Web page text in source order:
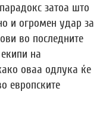
затоа што
и огромен удар за
во последните
на
оваа одлука ќе
европските